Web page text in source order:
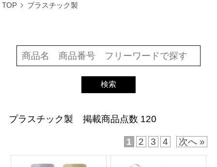
TOP プラスチック製
プラスチック製 掲載商品点数 120
1 2 3 4 次へ »